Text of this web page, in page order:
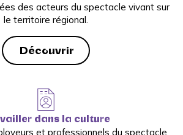
des acteurs du spectacle vivant sur
le territoire régional.
Découvrir
dans la culture
et professionnels du spectacle